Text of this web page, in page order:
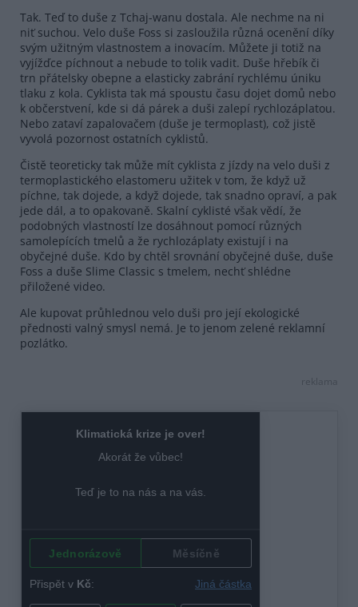
Tak. Teď to duše z Tchaj-wanu dostala. Ale nechme na ni
niť suchou. Velo duše Foss si zasloužila různá ocenění díky
svým užitným vlastnostem a inovacím. Můžete ji totiž na
vyjížďce píchnout a nebude to tolik vadit. Duše hřebík či
trn přátelsky obepne a elasticky zabrání rychlému úniku
tlaku z kola. Cyklista tak má spoustu času dojet domů nebo
k občerstvení, kde si dá párek a duši zalepí rychlozáplatou.
Nebo zataví zapalovačem (duše je termoplast), což jistě
vyvolá pozornost ostatních cyklistů.
Čistě teoreticky tak může mít cyklista z jízdy na velo duši z
termoplastického elastomeru užitek v tom, že když už
píchne, tak dojede, a když dojede, tak snadno opraví, a pak
jede dál, a to opakovaně. Skalní cyklisté však vědí, že
podobných vlastností lze dosáhnout pomocí různých
samolepících tmelů a že rychlozáplaty existují i na
obyčejné duše. Kdo by chtěl srovnání obyčejné duše, duše
Foss a duše Slime Classic s tmelem, nechť shlédne
přiložené video.
Ale kupovat průhlednou velo duši pro její ekologické
přednosti valný smysl nemá. Je to jenom zelené reklamní
pozlátko.
reklama